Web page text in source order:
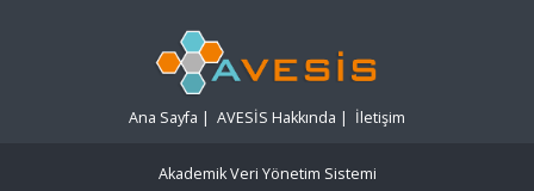
Ana Sayfa | AVESİS Hakkında | İletişim
Akademik Veri Yönetim Sistemi